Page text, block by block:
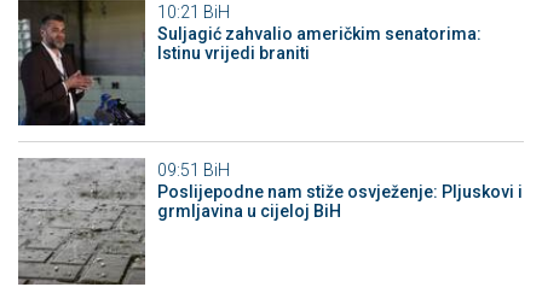
10:21 BiH
Suljagić zahvalio američkim senatorima:
Istinu vrijedi braniti
09:51 BiH
Poslijepodne nam stiže osvježenje: Pljuskovi i
grmljavina u cijeloj BiH